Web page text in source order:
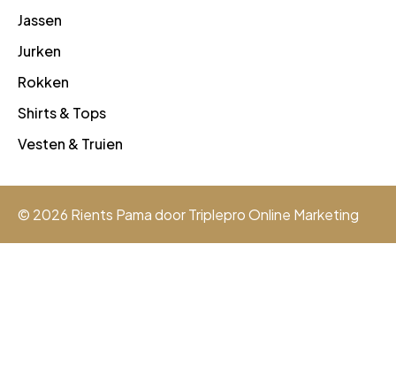
Jassen
Jurken
Rokken
Shirts & Tops
Vesten & Truien
© 2026 Rients Pama doorTriplepro Online Marketing